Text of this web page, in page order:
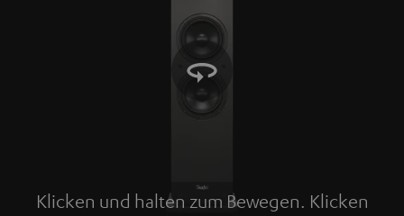
Klicken und halten zum Bewegen. Klicken